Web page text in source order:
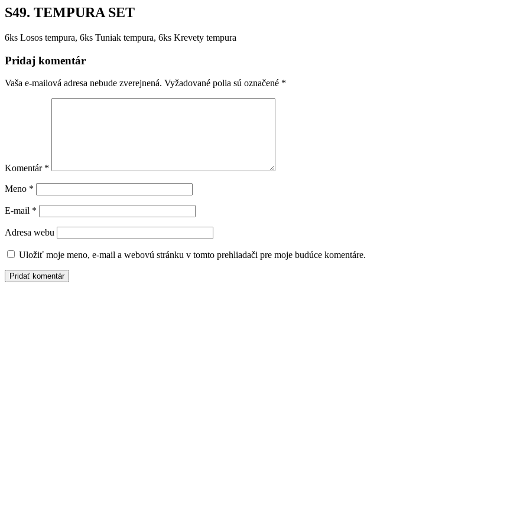
S49. TEMPURA SET
6ks Losos tempura, 6ks Tuniak tempura, 6ks Krevety tempura
Pridaj komentár
Vaša e-mailová adresa nebude zverejnená. Vyžadované polia sú označené *
Komentár *
Meno *
E-mail *
Adresa webu
Uložiť moje meno, e-mail a webovú stránku v tomto prehliadači pre moje budúce komentáre.